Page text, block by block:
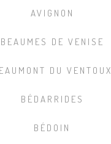
AVIGNON
BEAUMES DE VENISE
DU VENTOUX
BÉDARRIDES
BÉDOIN